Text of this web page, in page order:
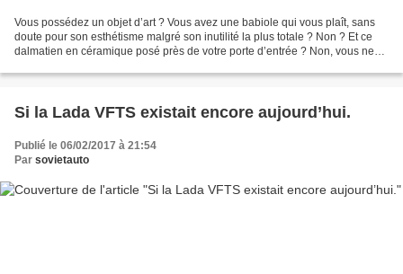
Vous possédez un objet d’art ? Vous avez une babiole qui vous plaît, sans
doute pour son esthétisme malgré son inutilité la plus totale ? Non ? Et ce
dalmatien en céramique posé près de votre porte d’entrée ? Non, vous ne
Si la Lada VFTS existait encore aujourd’hui.
Publié le 06/02/2017 à 21:54
Par sovietauto